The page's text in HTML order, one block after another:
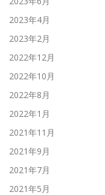
2023年4月
2023年2月
2022年12月
2022年10月
2022年8月
2022年1月
2021年11月
2021年9月
2021年7月
2021年5月